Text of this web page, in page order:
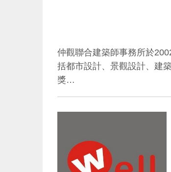
仲觀聯合建築師事務所於
括都市設計、景觀設計、建
獎…